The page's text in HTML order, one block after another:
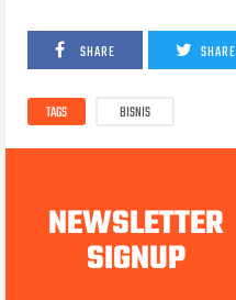
SHARE SHARE
TAGS BISNIS
NEWSLETTER
SIGNUP